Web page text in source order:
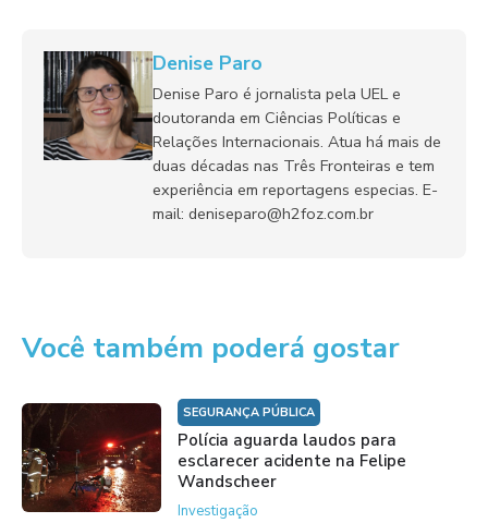
Denise Paro
Denise Paro é jornalista pela UEL e
doutoranda em Ciências Políticas e
Relações Internacionais. Atua há mais de
duas décadas nas Três Fronteiras e tem
experiência em reportagens especias. E-
mail: deniseparo@h2foz.com.br
Você também poderá gostar
SEGURANÇA PÚBLICA
Polícia aguarda laudos para
esclarecer acidente na Felipe
Wandscheer
Investigação